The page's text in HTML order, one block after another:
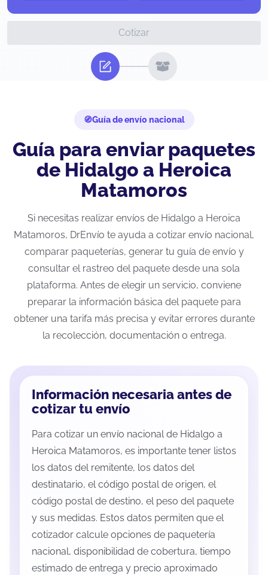
Cotizar
Guía de envío nacional
Guía para enviar paquetes
de Hidalgo a Heroica
Matamoros
Si necesitas realizar envíos de Hidalgo a Heroica
Matamoros, DrEnvío te ayuda a cotizar envío nacional,
comparar paqueterías, generar tu guía de envío y
consultar el rastreo del paquete desde una sola
plataforma. Antes de elegir un servicio, conviene
preparar la información básica del paquete para
obtener una tarifa más precisa y evitar errores durante
la recolección, documentación o entrega.
Información necesaria antes de
cotizar tu envío
Para cotizar un envío nacional de Hidalgo a
Heroica Matamoros, es importante tener listos
los datos del remitente, los datos del
destinatario, el código postal de origen, el
código postal de destino, el peso del paquete
y sus medidas. Estos datos permiten que el
cotizador calcule opciones de paquetería
nacional, disponibilidad de cobertura, tiempo
estimado de entrega y precio aproximado